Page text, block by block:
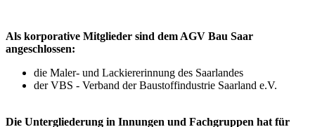
Als korporative Mitglieder sind dem AGV Bau Saar
angeschlossen:
die Maler- und Lackiererinnung des Saarlandes
der VBS - Verband der Baustoffindustrie Saarland e.V.
Die Untergliederung in Innungen und Fachgruppen hat für